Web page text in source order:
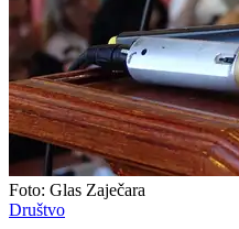
Foto: Glas Zaječara
Društvo